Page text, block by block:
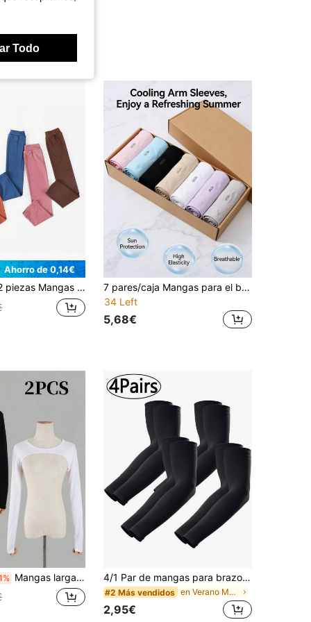
Ahorro de 0,14€
largo, nuevas, de unicolor, de algodón modal básico, anti-exposición, mangas de hielo, mangas de protección solar
7 pares/caja Mangas para el brazo de seda de hielo para verano, calentadores de brazo transpirables con protección UV unisex, mangas de ciclismo versátiles y cómodas
34 Left
5,68€
Mangas largas de lana para mujer con protección UV, adecuadas para actividades al aire libre como golf, ciclismo, viajes y festivales 4/1 Par de mangas para brazos para hombres y mujeres, mangas para cubrir los brazos para hombres trabajando, mangas para el sol para hombres con protección UV
#2 Más vendidos en Verano Mangas de brazo para mujer
2,95€
Todo